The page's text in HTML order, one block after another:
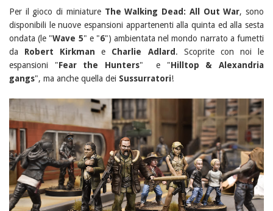
Per il gioco di miniature The Walking Dead: All Out War, sono
disponibili le nuove espansioni appartenenti alla quinta ed alla sesta
ondata (le "Wave 5" e "6") ambientata nel mondo narrato a fumetti
da Robert Kirkman e Charlie Adlard. Scoprite con noi le
espansioni "Fear the Hunters" e "Hilltop & Alexandria
gangs", ma anche quella dei Sussurratori!